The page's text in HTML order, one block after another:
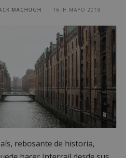
MACHUGH 16TH MAYO 2018
rebosante de historia,